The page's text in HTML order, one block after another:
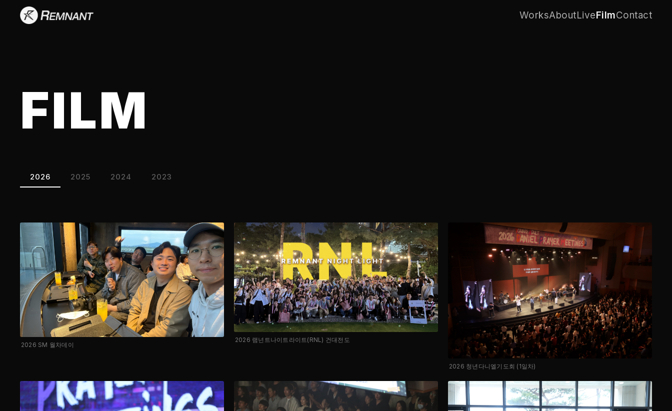
WorksAboutLiveFilmContact
FILM
2026 2025 2024 2023
2026 SM 월차데이
2026 램넌트나이트라이트(RNL) 건대전도
2026 청년다니엘기도회 (1일차)